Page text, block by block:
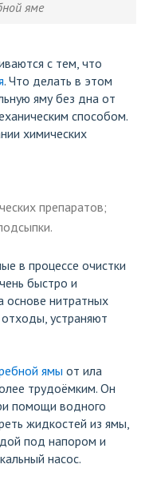
яме
с тем, что
. Что делать в этом
яму без дна от
способом.
химических
препаратов;
в процессе очистки
быстро и
основе нитратных
устраняют
ямы от ила
трудоёмким. Он
помощи водного
жидкостей из ямы,
под напором и
насос.